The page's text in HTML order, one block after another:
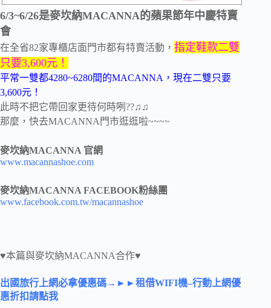
6/3~6/26是麥坎納MACANNA的蘋果節年中慶特賣
會
在全省82家專櫃店面門市都有特賣活動， 指定鞋款二雙
只要3,600元！
平常一雙都4280~6280間的MACANNA，現在二雙只要
3,600元！
此時不把它帶回家更待何時咧??♫♫
那麼，快去MACANNA門市逛逛啦~~~~
麥坎納MACANNA 官網
www.macannashoe.com
麥坎納MACANNA FACEBOOK粉絲團
www.facebook.com.tw/macannashoe
♥本篇與麥坎納MACANNA合作♥
出國旅行上網必拿優惠碼→►►租借WIFI機–行動上網優
惠折扣請點我